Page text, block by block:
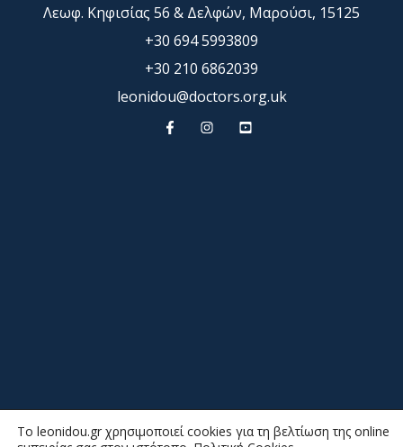
Λεωφ. Κηφισίας 56 & Δελφών, Μαρούσι, 15125
+30 694 5993809
+30 210 6862039
leonidou@doctors.org.uk
To leonidou.gr χρησιμοποιεί cookies για τη βελτίωση της online